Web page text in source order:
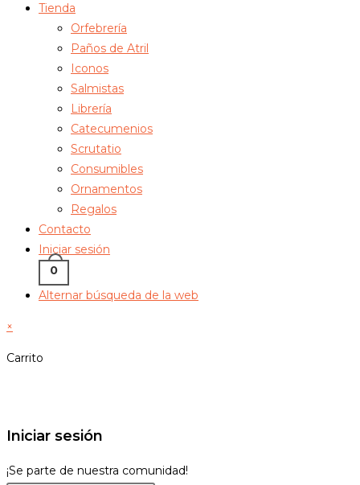
Tienda
Orfebrería
Paños de Atril
Iconos
Salmistas
Librería
Catecumenios
Scrutatio
Consumibles
Ornamentos
Regalos
Contacto
Iniciar sesión
0
Alternar búsqueda de la web
×
Carrito
Iniciar sesión
¡Se parte de nuestra comunidad!